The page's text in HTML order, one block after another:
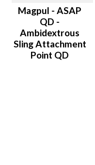
Magpul - ASAP
QD -
Ambidextrous
Sling Attachment
Point QD